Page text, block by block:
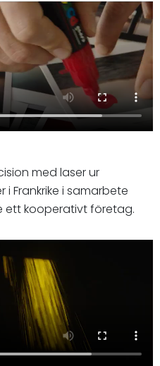
med laser ur
Frankrike i samarbete
ett kooperativt företag.